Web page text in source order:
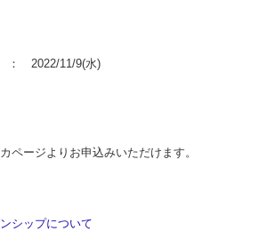
2022/11/9(水)
ジよりお申込みいただけます。
シップについて